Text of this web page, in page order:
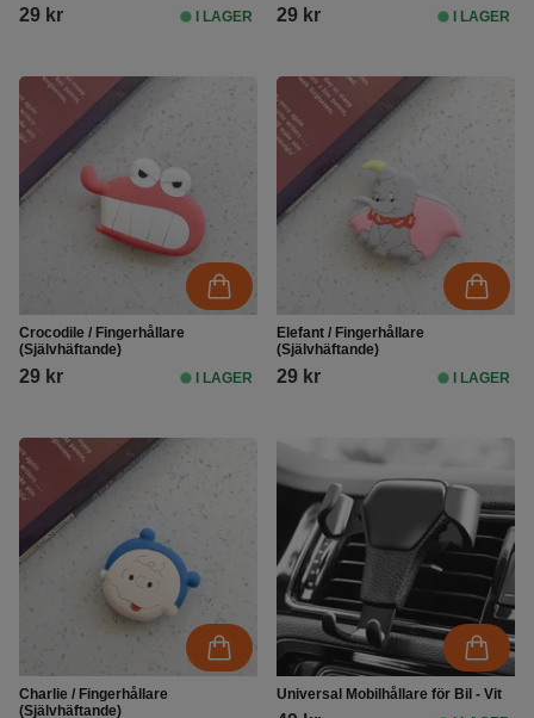
29 kr I LAGER 29 kr I LAGER
Crocodile / Fingerhållare
(Självhäftande)
29 kr I LAGER
Elefant / Fingerhållare
(Självhäftande)
29 kr I LAGER
Charlie / Fingerhållare
(Självhäftande)
Universal Mobilhållare för Bil - Vit